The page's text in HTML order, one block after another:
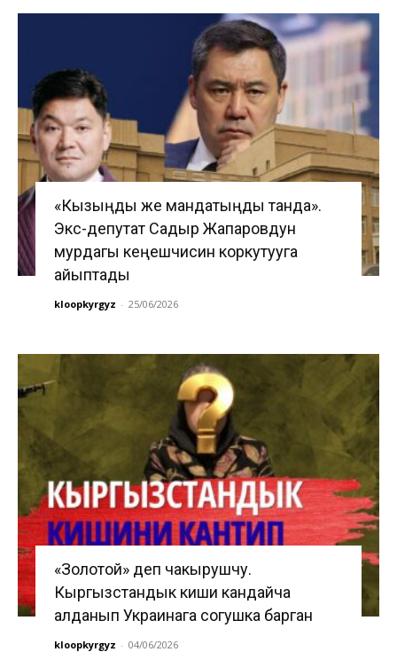
«Кызыңды же мандатыңды танда».
Экс-депутат Садыр Жапаровдун
мурдагы кеңешчисин коркутууга
айыптады
kloopkyrgyz - 25/06/2026
«Золотой» деп чакырушчу.
Кыргызстандык киши кандайча
алданып Украинага согушка барган
kloopkyrgyz - 04/06/2026